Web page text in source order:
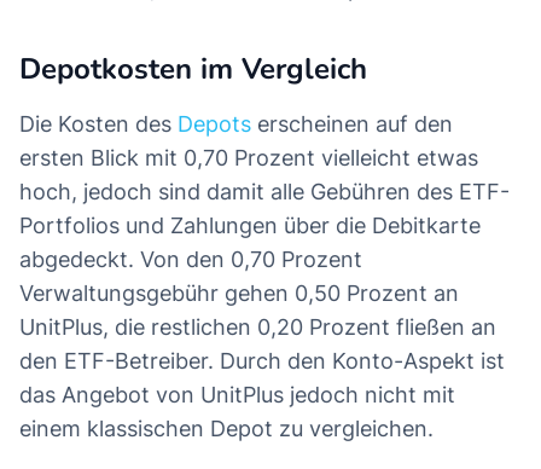
Depotkosten im Vergleich
Die Kosten des Depots erscheinen auf den
ersten Blick mit 0,70 Prozent vielleicht etwas
hoch, jedoch sind damit alle Gebühren des ETF-
Portfolios und Zahlungen über die Debitkarte
abgedeckt. Von den 0,70 Prozent
Verwaltungsgebühr gehen 0,50 Prozent an
UnitPlus, die restlichen 0,20 Prozent fließen an
den ETF-Betreiber. Durch den Konto-Aspekt ist
das Angebot von UnitPlus jedoch nicht mit
einem klassischen Depot zu vergleichen.